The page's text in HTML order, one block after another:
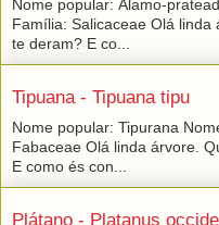
Nome popular: Álamo-
Família: Salicaceae Olá
te deram? E co...
Tipuana - Tipuana tipu
Nome popular: Tipurana
Fabaceae Olá linda árvore.
E como és con...
Plátano - Platanus